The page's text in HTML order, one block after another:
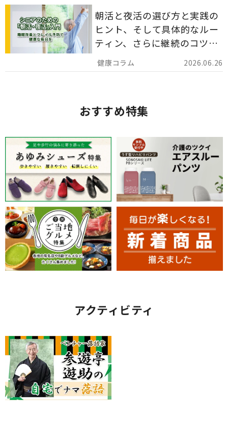
2026.06.26
朝活と夜活の選び方と実践の
ヒント、そして具体的なルー
ティン、さらに継続のコツま
でを詳しくご紹介します。
おすすめ特集
アクティビティ